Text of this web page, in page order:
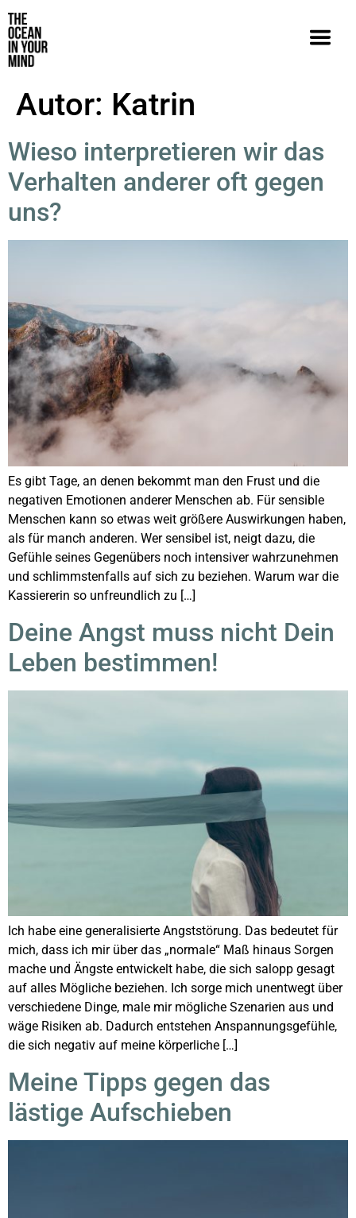
Autor: Katrin
Wieso interpretieren wir das
Verhalten anderer oft gegen
uns?
Es gibt Tage, an denen bekommt man den Frust und die
negativen Emotionen anderer Menschen ab. Für sensible
Menschen kann so etwas weit größere Auswirkungen haben,
als für manch anderen. Wer sensibel ist, neigt dazu, die
Gefühle seines Gegenübers noch intensiver wahrzunehmen
und schlimmstenfalls auf sich zu beziehen. Warum war die
Kassiererin so unfreundlich zu […]
Deine Angst muss nicht Dein
Leben bestimmen!
Ich habe eine generalisierte Angststörung. Das bedeutet für
mich, dass ich mir über das „normale“ Maß hinaus Sorgen
mache und Ängste entwickelt habe, die sich salopp gesagt
auf alles Mögliche beziehen. Ich sorge mich unentwegt über
verschiedene Dinge, male mir mögliche Szenarien aus und
wäge Risiken ab. Dadurch entstehen Anspannungsgefühle,
die sich negativ auf meine körperliche […]
Meine Tipps gegen das
lästige Aufschieben